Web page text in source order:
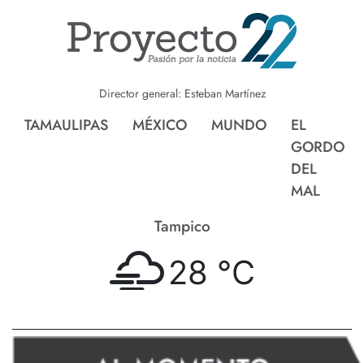
Director general: Esteban Martínez
TAMAULIPAS MÉXICO MUNDO
EL
GORDO
DEL
MAL
Tampico
28 °C